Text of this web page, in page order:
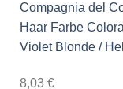
Compagnia del
Haar Farbe
Violet Blonde /
8,03 €